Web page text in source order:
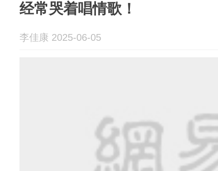
经常哭着唱情歌！
李佳康 2025-06-05